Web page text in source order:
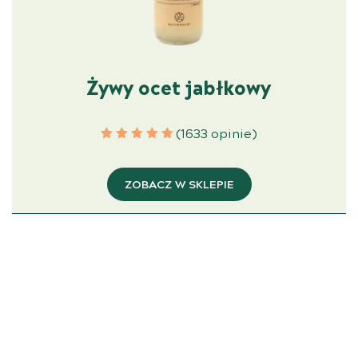
Żywy ocet jabłkowy
(1633 opinie)
ZOBACZ W SKLEPIE